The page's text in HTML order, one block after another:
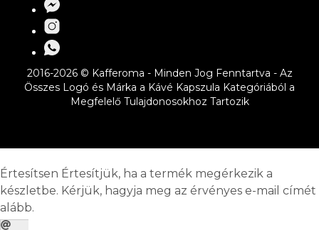
2016-2026 © Kafferoma - Minden Jog Fenntartva - Az
Összes Logó és Márka a Kávé Kapszula Kategóriából a
Megfelelő Tulajdonosokhoz Tartozik
Értesítsen Értesítjük, ha a termék megérkezik a
készletbe. Kérjük, hagyja meg az érvényes e-mail címét
alább.